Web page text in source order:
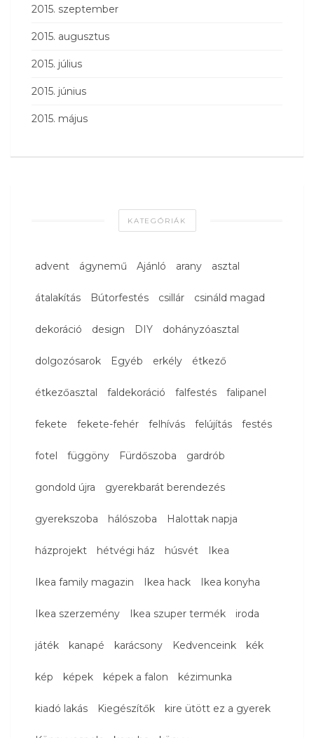
2015. szeptember
2015. augusztus
2015. július
2015. június
2015. május
KATEGÓRIÁK
advent ágynemű Ajánló arany asztal
átalakítás Bútorfestés csillár csináld magad
dekoráció design DIY dohányzóasztal
dolgozósarok Egyéb erkély étkező
étkezőasztal faldekoráció falfestés falipanel
fekete fekete-fehér felhívás felújítás festés
fotel függöny Fürdőszoba gardrób
gondold újra gyerekbarát berendezés
gyerekszoba hálószoba Halottak napja
házprojekt hétvégi ház húsvét Ikea
Ikea family magazin Ikea hack Ikea konyha
Ikea szerzemény Ikea szuper termék iroda
játék kanapé karácsony Kedvenceink kék
kép képek képek a falon kézimunka
kiadó lakás Kiegészítők kire ütött ez a gyerek